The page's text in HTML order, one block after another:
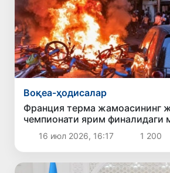
Воқеа-ҳодисалар
Франция терма жамоасининг
чемпионати ярим финалидаги
сўнг мамлакатда
16 июл 2026, 16:17 1 200